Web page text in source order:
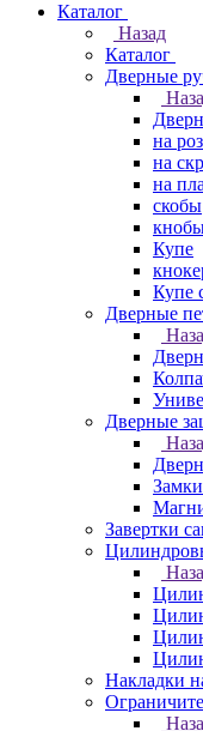
Каталог
Назад
Каталог
Дверные
на
на
на
скобы
Купе
Купе
Дверные
Дверные
Завертки
Накладки